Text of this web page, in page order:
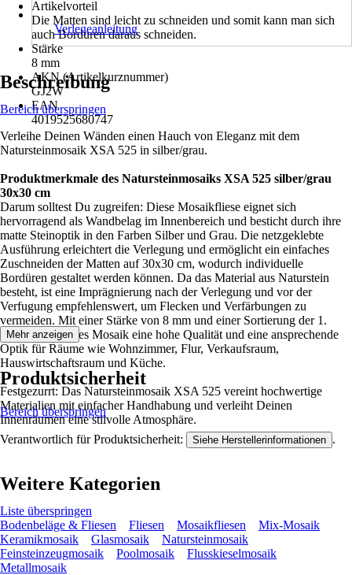
Artikelvorteil
Die Matten sind leicht zu schneiden und somit kann man sich
auch Bordüren daraus schneiden.
Stärke
8 mm
AKN (Artikelkurznummer)
GJ2W
EAN
4019525680747
Verlegeanleitung
Beschreibung
Bereich überspringen
Verleihe Deinen Wänden einen Hauch von Eleganz mit dem
Natursteinmosaik XSA 525 in silber/grau.
Produktmerkmale des Natursteinmosaiks XSA 525 silber/grau
30x30 cm
Darum solltest Du zugreifen: Diese Mosaikfliese eignet sich
hervorragend als Wandbelag im Innenbereich und besticht durch ihre
matte Steinoptik in den Farben Silber und Grau. Die netzgeklebte
Ausführung erleichtert die Verlegung und ermöglicht ein einfaches
Zuschneiden der Matten auf 30x30 cm, wodurch individuelle
Bordüren gestaltet werden können. Da das Material aus Naturstein
besteht, ist eine Imprägnierung nach der Verlegung und vor der
Verfugung empfehlenswert, um Flecken und Verfärbungen zu
vermeiden. Mit einer Stärke von 8 mm und einer Sortierung der 1.
Wahl bietet dieses Mosaik eine hohe Qualität und eine ansprechende
Optik für Räume wie Wohnzimmer, Flur, Verkaufsraum,
Hauswirtschaftsraum und Küche.
Festgezurrt: Das Natursteinmosaik XSA 525 vereint hochwertige
Materialien mit einfacher Handhabung und verleiht Deinen
Innenräumen eine stilvolle Atmosphäre.
Mehr anzeigen
Produktsicherheit
Bereich überspringen
Verantwortlich für Produktsicherheit: Siehe Herstellerinformationen .
Weitere Kategorien
Liste überspringen
Bodenbeläge & Fliesen
Fliesen Mosaikfliesen
Mix-Mosaik
Keramikmosaik
Glasmosaik
Natursteinmosaik
Feinsteinzeugmosaik
Poolmosaik
Flusskieselmosaik
Metallmosaik